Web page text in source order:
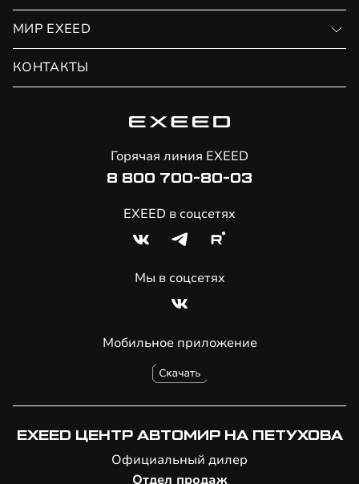
Страхование
Сервис
Помощь на дорогах
Специальные предложения
МИР EXEED
КОНТАКТЫ
Мобильное приложение
Горячая линия EXEED
8 800 700-80-03
EXEED в соцсетях
Мы в соцсетях
EXEED ЦЕНТР АВТОМИР НА ПЕТУХОВА
Официальный дилер
Отдел продаж